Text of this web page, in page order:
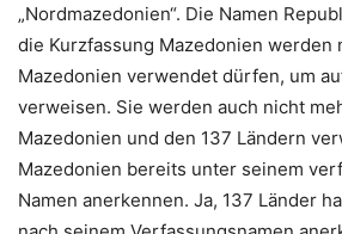
„Nordmazedonien“. Die Namen
die Kurzfassung Mazedonien werden
Mazedonien verwendet dürfen, um
verweisen. Sie werden auch nicht
Mazedonien und den 137 Ländern
Mazedonien bereits unter seinem
Namen anerkennen. Ja, 137 Länder